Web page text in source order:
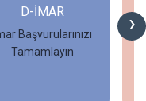
›
D-İMAR
Başvurularınızı
Tamamlayın